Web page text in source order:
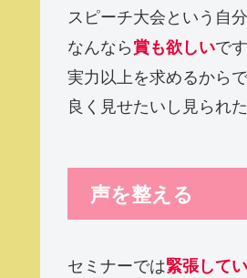
スピーチ大会という自
なんなら賞も欲しいで
実力以上を求めるから
良く見せたいし見られた
声を整える
セミナーでは緊張して